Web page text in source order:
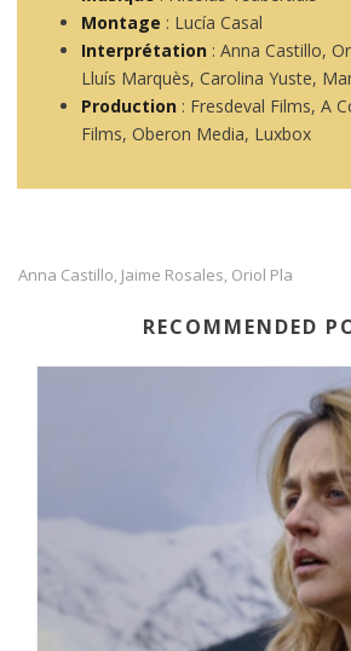
Montage : Lucía Casal
Interprétation: Anna Castillo,
Lluís Marquès, Carolina Yuste,
Production: Fresdeval Films, A
Films, Oberon Media, Luxbox
Anna Castillo, Jaime Rosales, Oriol Pla
RECOMMENDED